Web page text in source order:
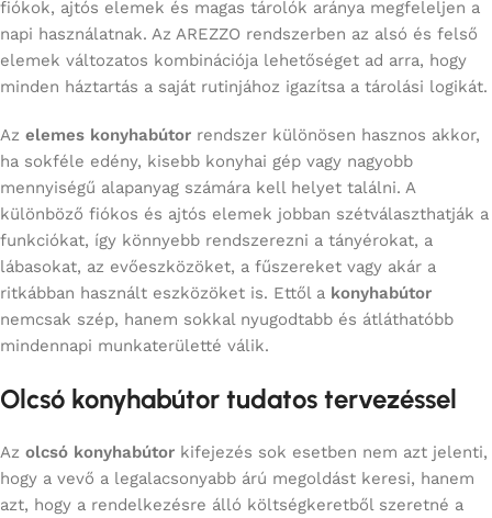
fiókok, ajtós elemek és magas tárolók aránya megfeleljen a
napi használatnak. Az AREZZO rendszerben az alsó és felső
elemek változatos kombinációja lehetőséget ad arra, hogy
minden háztartás a saját rutinjához igazítsa a tárolási logikát.
Az elemes konyhabútor rendszer különösen hasznos akkor,
ha sokféle edény, kisebb konyhai gép vagy nagyobb
mennyiségű alapanyag számára kell helyet találni. A
különböző fiókos és ajtós elemek jobban szétválaszthatják a
funkciókat, így könnyebb rendszerezni a tányérokat, a
lábasokat, az evőeszközöket, a fűszereket vagy akár a
ritkábban használt eszközöket is. Ettől a konyhabútor
nemcsak szép, hanem sokkal nyugodtabb és átláthatóbb
mindennapi munkaterületté válik.
Olcsó konyhabútor tudatos tervezéssel
Az olcsó konyhabútor kifejezés sok esetben nem azt jelenti,
hogy a vevő a legalacsonyabb árú megoldást keresi, hanem
azt, hogy a rendelkezésre álló költségkeretből szeretné a